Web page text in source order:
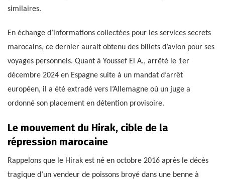
similaires.
En échange d’informations collectées pour les services secrets
marocains, ce dernier aurait obtenu des billets d’avion pour ses
voyages personnels. Quant à Youssef El A., arrêté le 1er
décembre 2024 en Espagne suite à un mandat d’arrêt
européen, il a été extradé vers l’Allemagne où un juge a
ordonné son placement en détention provisoire.
Le mouvement du Hirak, cible de la
répression marocaine
Rappelons que le Hirak est né en octobre 2016 après le décès
tragique d’un vendeur de poissons broyé dans une benne à